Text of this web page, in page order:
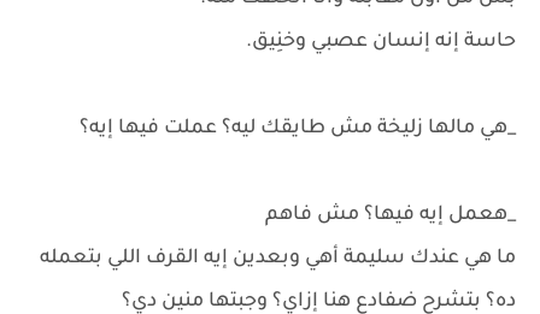
حاسة إنه إنسان عصبي وخنِيق.
_هي مالها زليخة مش طايقك ليه؟ عملت فيها إيه؟
_هعمل إيه فيها؟ مش فاهم
ما هي عندك سليمة أهي وبعدين إيه القرف اللي بتعمله
ده؟ بتشرح ضفادع هنا إزاي؟ وجبتها منين دي؟